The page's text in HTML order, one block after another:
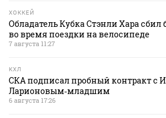
ХОККЕЙ
Обладатель Кубка Стэнли Хара сбил
во время поездки на велосипеде
7 августа 11:27
КХЛ
СКА подписал пробный контракт с
Ларионовым‑младшим
6 августа 17:26